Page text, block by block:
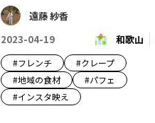
遠藤 紗香
2023-04-19
和歌山
#フレンチ #クレープ
#地域の食材 #パフェ
#インスタ映え